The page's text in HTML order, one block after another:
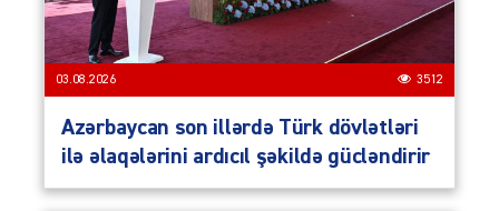
03.08.2026 3512
Azərbaycan son illərdə Türk dövlətləri
ilə əlaqələrini ardıcıl şəkildə gücləndirir